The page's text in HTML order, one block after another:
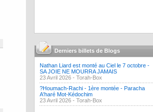
Derniers billets de Blogs
Nathan Liard est monté au Ciel le 7 octobre -
SA JOIE NE MOURRA JAMAIS
23 Avril 2026 - Torah-Box
?Houmach-Rachi - 1ère montée - Paracha
A'haré Mot-Kédochim
23 Avril 2026 - Torah-Box